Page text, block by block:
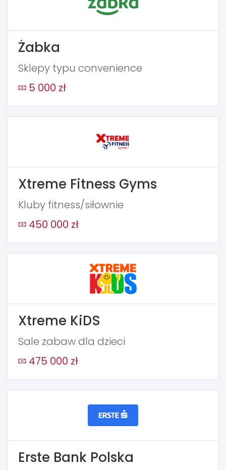
Żabka
Sklepy typu convenience
5 000 zł
Xtreme Fitness Gyms
Kluby fitness/siłownie
450 000 zł
Xtreme KiDS
Sale zabaw dla dzieci
475 000 zł
Erste Bank Polska